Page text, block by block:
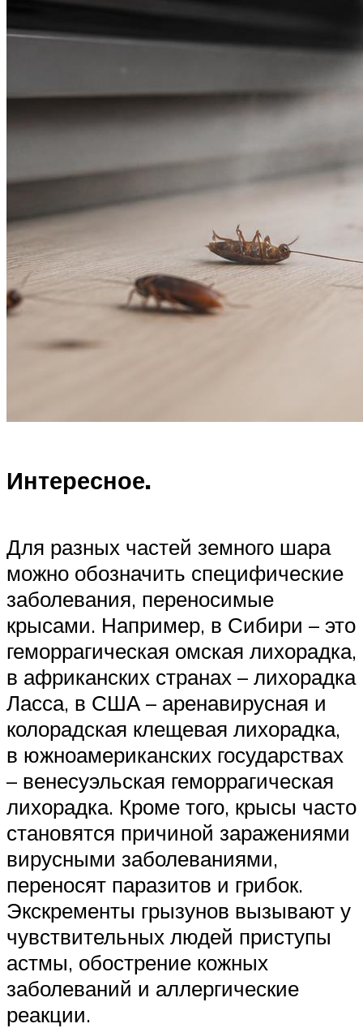
Интересное.
Для разных частей земного шара
можно обозначить специфические
заболевания, переносимые
крысами. Например, в Сибири – это
геморрагическая омская лихорадка,
в африканских странах – лихорадка
Ласса, в США – аренавирусная и
колорадская клещевая лихорадка,
в южноамериканских государствах
– венесуэльская геморрагическая
лихорадка. Кроме того, крысы часто
становятся причиной заражениями
вирусными заболеваниями,
переносят паразитов и грибок.
Экскременты грызунов вызывают у
чувствительных людей приступы
астмы, обострение кожных
заболеваний и аллергические
реакции.